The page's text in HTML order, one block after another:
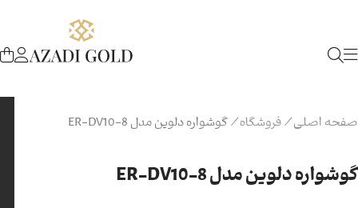
صفحه اصلی/فروشگاه/گوشواره دلوین مدل ER-DV10-8
گوشواره دلوین مدل ER-DV10-8